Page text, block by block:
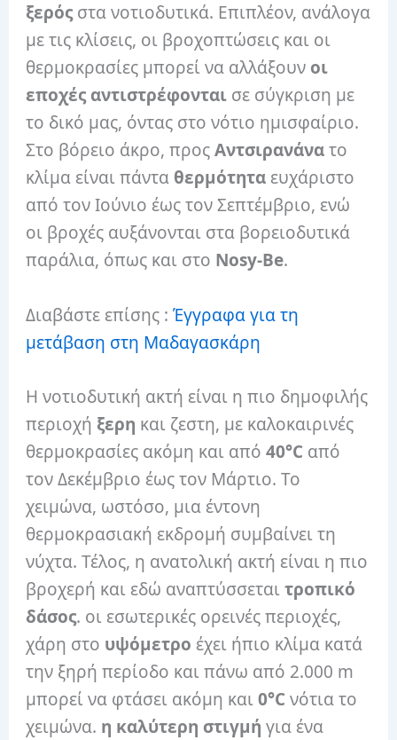
ξερόςστα νοτιοδυτικά. Επιπλέον, ανάλογα
με τις κλίσεις, οι βροχοπτώσεις και οι
θερμοκρασίες μπορεί να αλλάξουν οι
εποχές αντιστρέφονται σε σύγκριση με
το δικό μας, όντας στο νότιο ημισφαίριο.
Στο βόρειο άκρο, προςΑντσιρανάνατο
κλίμα είναι πάντα θερμότητα ευχάριστο
από τον Ιούνιο έως τον Σεπτέμβριο, ενώ
οι βροχές αυξάνονται στα βορειοδυτικά
παράλια, όπως και στο Nosy-Be.
Διαβάστε επίσης :Έγγραφα για τη
μετάβαση στη Μαδαγασκάρη
Η νοτιοδυτική ακτή είναι η πιο δημοφιλής
περιοχή ξερη και ζεστη, με καλοκαιρινές
θερμοκρασίες ακόμη και από40°C από
τον Δεκέμβριο έως τον Μάρτιο. Το
χειμώνα, ωστόσο, μια έντονη
θερμοκρασιακή εκδρομή συμβαίνει τη
νύχτα. Τέλος, η ανατολική ακτή είναι η πιο
βροχερή και εδώ αναπτύσσεταιτροπικό
δάσος. οι εσωτερικές ορεινές περιοχές,
χάρη στο υψόμετρο έχει ήπιο κλίμα κατά
την ξηρή περίοδο και πάνω από 2.000 m
μπορεί να φτάσει ακόμη και 0°Cνότια το
χειμώνα. η καλύτερη στιγμή για ένα